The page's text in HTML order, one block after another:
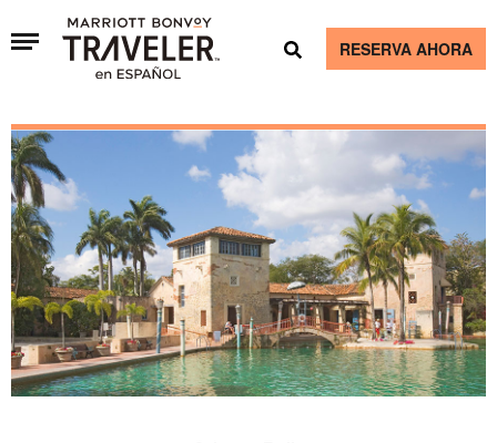
RESERVA AHORA